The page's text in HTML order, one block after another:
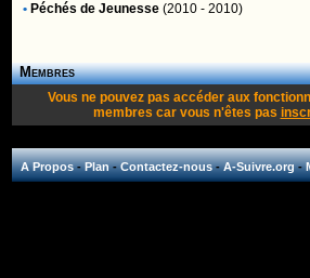
• Péchés de Jeunesse (2010 - 2010)
Membres
Vous ne pouvez pas accéder aux
membres car vous n'êtes pas
A Propos-Plan-Contactez-nous-A-Suivre.org-